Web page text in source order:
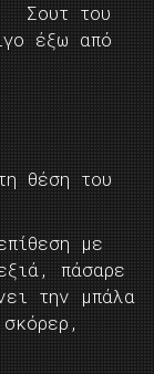
Σουτ του
έξω από
θέση του
με
πάσαρε
την μπάλα